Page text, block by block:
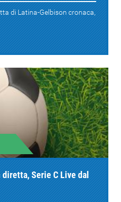
di Latina-Gelbison cronaca,
Serie C Live dal